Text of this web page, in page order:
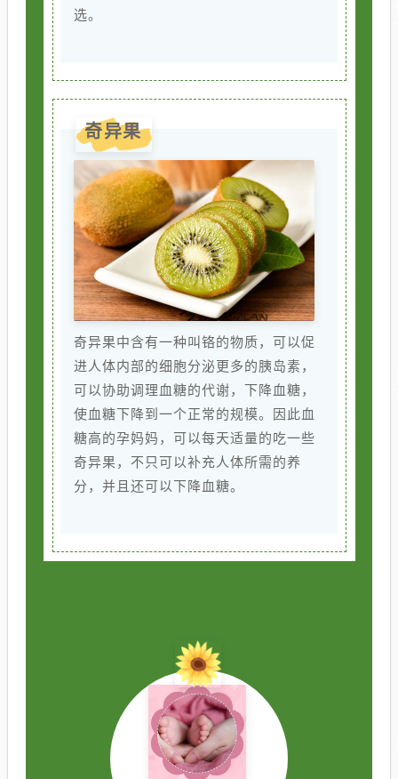
选。
奇异果
奇异果中含有一种叫铬的物质，可以促
进人体内部的细胞分泌更多的胰岛素，
可以协助调理血糖的代谢，下降血糖，
使血糖下降到一个正常的规模。因此血
糖高的孕妈妈，可以每天适量的吃一些
奇异果，不只可以补充人体所需的养
分，并且还可以下降血糖。